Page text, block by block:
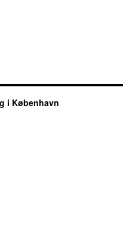
i København